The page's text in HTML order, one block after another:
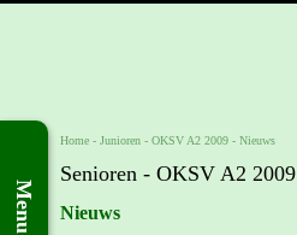
Menu
Home - Junioren - OKSV A2 2009 - Nieuws
Senioren - OKSV A2 2009
Nieuws